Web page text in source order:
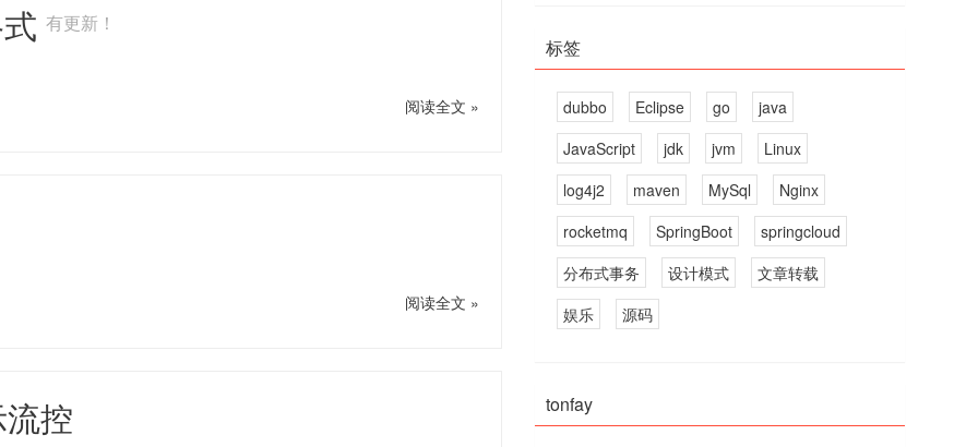
式有更新！
阅读全文 »
阅读全文 »
控
标签
dubbo Eclipse go
java
JavaScript
jdk jvm
Linux
log4j2
maven MySql
Nginx
rocketmq
SpringBoot
springcloud
分布式事务
设计模式
文章转载
娱乐
源码
tonfay